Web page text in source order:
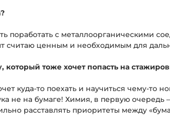
поработать с металлоорганическими
считаю ценным и необходимым для
который тоже хочет попасть на
куда-то поехать и научиться чему-то
не на бумаге! Химия, в первую очередь
расставлять приоритеты между